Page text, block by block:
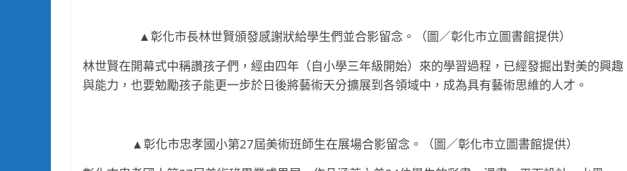
▲彰化市長林世賢頒發感謝狀給學生們並合影留念。（圖／彰化市立圖書館提供）
林世賢在開幕式中稱讚孩子們，經由四年（自小學三年級開始）來的學習過程，已經發掘出對美的興趣
與能力，也要勉勵孩子能更一步於日後將藝術天分擴展到各領域中，成為具有藝術思維的人才。
▲彰化市忠孝國小第27屆美術班師生在展場合影留念。（圖／彰化市立圖書館提供）